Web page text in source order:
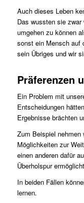
Auch dieses Leben
Das wussten sie
umgehen zu können
sonst ein Mensch auf
sein Übriges und wir
Präferenzen
Ein Problem mit
Entscheidungen
Ergebnisse brächten
Zum Beispiel nehmen
Möglichkeiten zur
einen anderen dafür
Überholspur
In beiden Fällen
lernen.